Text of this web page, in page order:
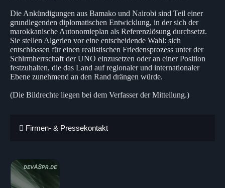
Die Ankündigungen aus Bamako und Nairobi sind Teil einer
grundlegenden diplomatischen Entwicklung, in der sich der
marokkanische Autonomieplan als Referenzlösung durchsetzt.
Sie stellen Algerien vor eine entscheidende Wahl: sich
entschlossen für einen realistischen Friedensprozess unter der
Schirmherrschaft der UNO einzusetzen oder an einer Position
festzuhalten, die das Land auf regionaler und internationaler
Ebene zunehmend an den Rand drängen würde.
(Die Bildrechte liegen bei dem Verfasser der Mitteilung.)
Firmen- & Pressekontakt